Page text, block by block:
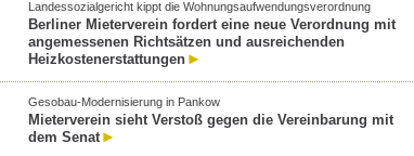
Landessozialgericht kippt die Wohnungsaufwendungsverordnung
Berliner Mieterverein fordert eine neue Verordnung mit
angemessenen Richtsätzen und ausreichenden
Heizkostenerstattungen
Gesobau-Modernisierung in Pankow
Mieterverein sieht Verstoß gegen die Vereinbarung mit
dem Senat